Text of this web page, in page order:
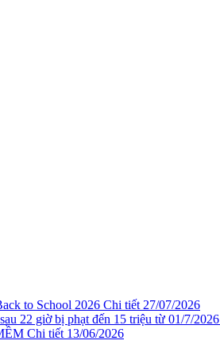
to School 2026 Chi tiết 27/07/2026
22 giờ bị phạt đến 15 triệu từ 01/7/2026
Chi tiết 13/06/2026